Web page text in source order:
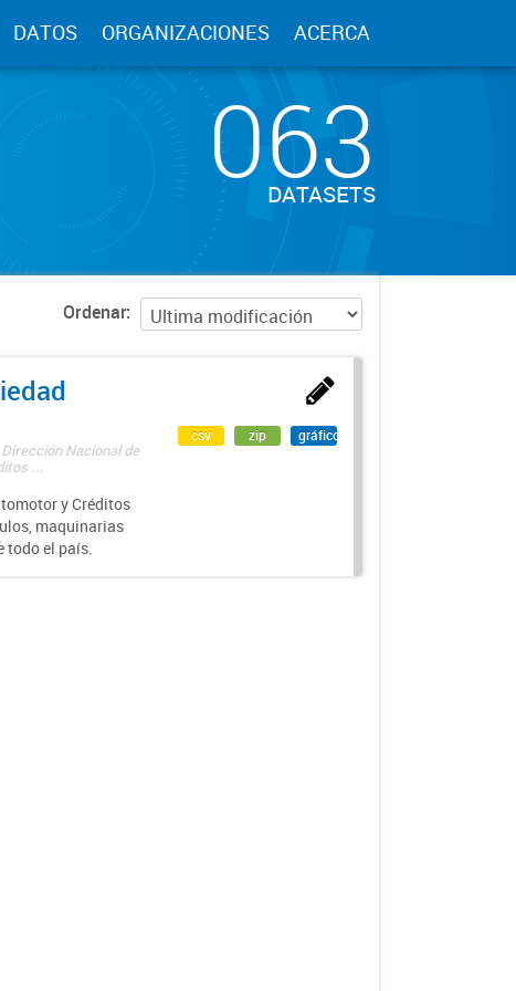
DATOS ORGANIZACIONES ACERCA
063
DATASETS
Ordenar
Nacional de
...
y Créditos
maquinarias
todo el país.
csv zip gráfico